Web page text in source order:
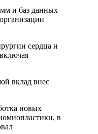
и баз данных
сердца и
вклад внес
новых
в